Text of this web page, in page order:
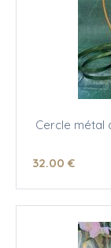
Cercle métal
32.00 €